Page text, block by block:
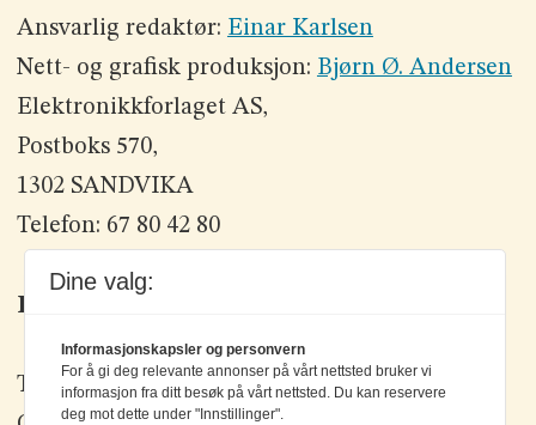
Ansvarlig redaktør: Einar Karlsen
Nett- og grafisk produksjon: Bjørn Ø. Andersen
Elektronikkforlaget AS,
Postboks 570,
1302 SANDVIKA
Telefon: 67 80 42 80
Kontakt oss
Tlf: +47 67 80 42 80
Dine valg:
Informasjonskapsler og personvern
For å gi deg relevante annonser på vårt nettsted bruker vi
informasjon fra ditt besøk på vårt nettsted. Du kan reservere
deg mot dette under "Innstillinger".